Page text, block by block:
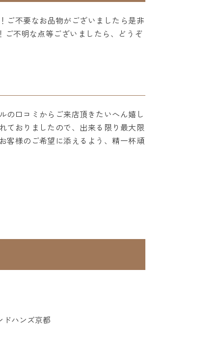
ご不要なお品物がございましたら是非
ご不明な点等ございましたら、どうぞ
の口コミからご来店頂きたいへん嬉し
ておりましたので、出来る限り最大限
客様のご希望に添えるよう、精一杯頑
ドハンズ京都